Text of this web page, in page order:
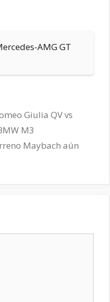
AMG GT
Giulia QV vs
M3
Maybach aún